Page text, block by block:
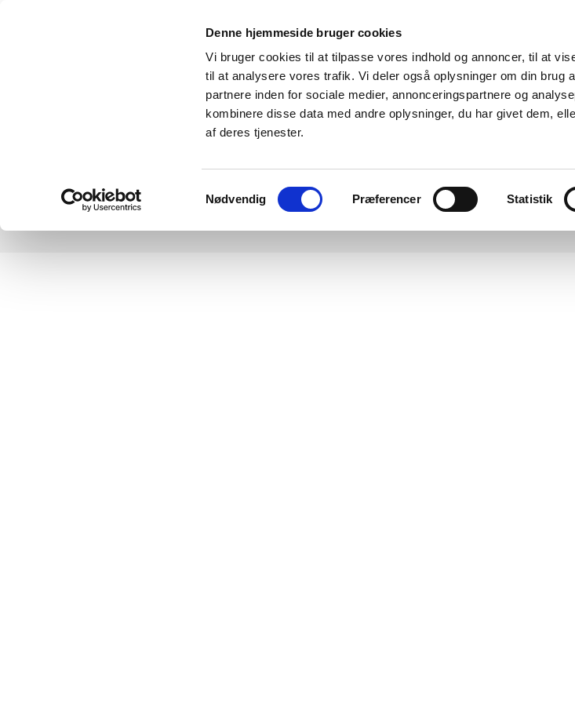
Denne hjemmeside bruger cookies
Vi bruger cookies til at tilpasse vores indhold og annoncer, til at
til at analysere vores trafik. Vi deler også oplysninger om din brug
partnere inden for sociale medier, annonceringspartnere og
kombinere disse data med andre oplysninger, du har givet dem,
af deres tjenester.
Samtykkevalg
Nødvendig Præferencer Statistik
Malerier til salg Kontakt Tidligere værker
Her er de malerier, som du også kan se i mit galleri i Roskilde